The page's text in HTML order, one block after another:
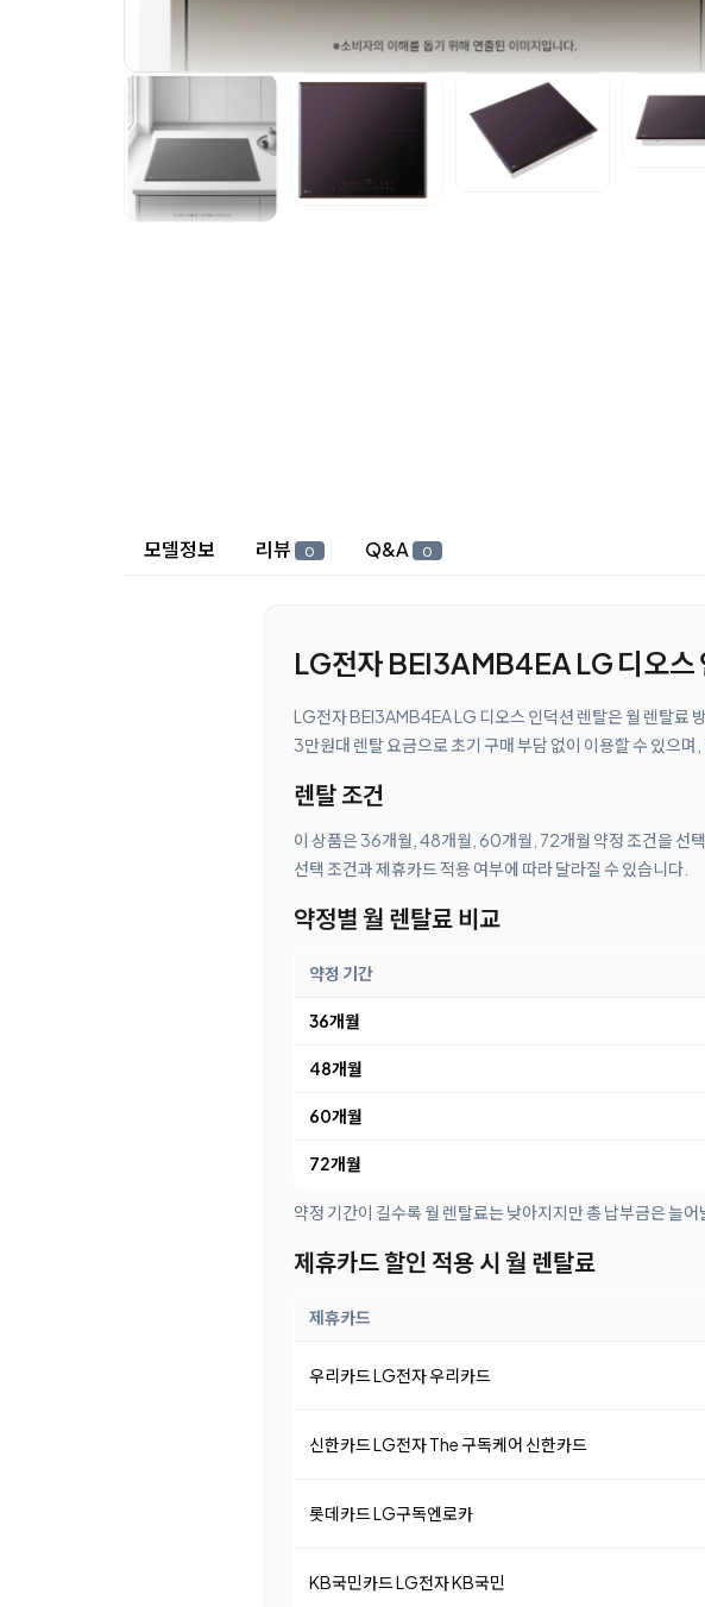
상세 정보
모델정보 리뷰 0 Q&A 0
LG전자 BEI3AMB4EA LG 디오스
LG전자 BEI3AMB4EA LG 디오스 인덕션 렌탈은 월 렌탈료
3만원대 렌탈 요금으로 초기 구매 부담 없이 이용할 수 있으며
렌탈 조건
이 상품은 36개월, 48개월, 60개월, 72개월 약정 조건을 선
선택 조건과 제휴카드 적용 여부에 따라 달라질 수 있습니다.
약정별 월 렌탈료 비교
약정 기간
36개월
48개월
60개월
72개월
약정 기간이 길수록 월 렌탈료는 낮아지지만 총 납부금은 늘
제휴카드 할인 적용 시 월 렌탈료
제휴카드
우리카드 LG전자 우리카드
신한카드 LG전자 The 구독케어 신한카드
롯데카드 LG구독엔로카
KB국민카드 LG전자 KB국민